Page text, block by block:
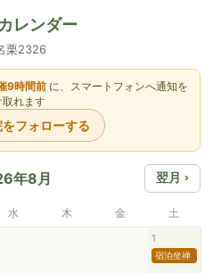
レンダー
栗2326
9時間前 に、スマートフォンへ通知を
取れます
フォローする
年8月 翌月 ›
水 木 金 土
1
宿泊坐禅